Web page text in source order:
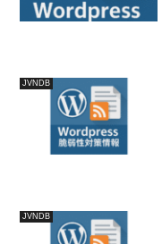
JVNDB
JVNDB